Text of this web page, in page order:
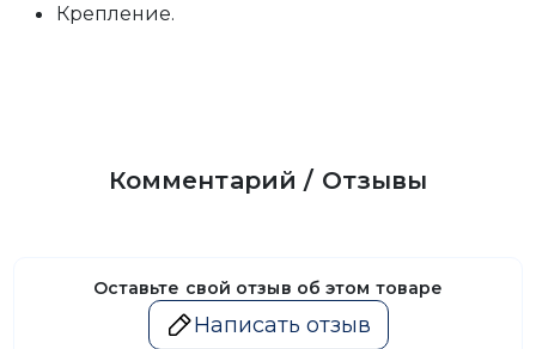
Крепление.
Комментарий / Отзывы
Оставьте свой отзыв об этом товаре
Написать отзыв